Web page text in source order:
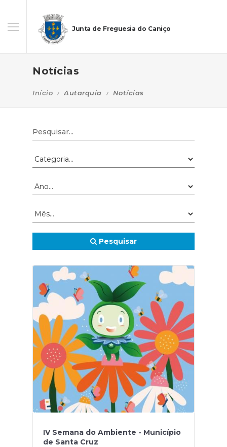
Junta de Freguesia do Caniço
Notícias
Início Autarquia Notícias
Pesquisar
IV Semana do Ambiente - Município
de Santa Cruz